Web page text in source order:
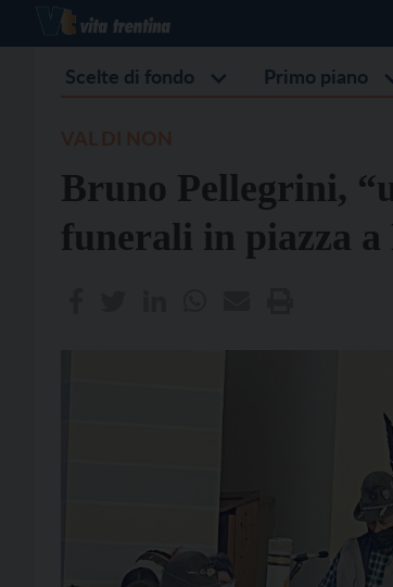
Scelte di fondo Primo piano
Bruno Pellegrini,
funerali in piazza a